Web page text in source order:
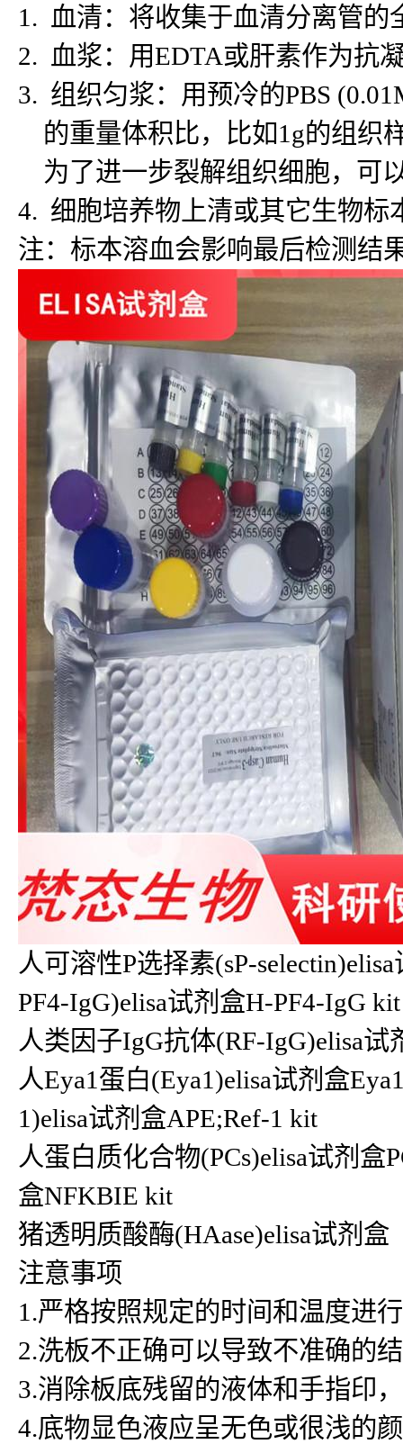
1. 血清：将收集于血清分离管
2. 血浆：用EDTA或肝素作为抗
3. 组织匀浆：用预冷的PBS
的重量体积比，比如1g的组织
为了进一步裂解组织细胞，可
4. 细胞培养物上清或其它生物
注：标本溶血会影响最后检测结
人可溶性P选择素(sP-
PF4-IgG)elisa试剂盒H-PF4-IgG kit
人类因子IgG抗体(RF-IgG)elisa
人Eya1蛋白(Eya1)elisa试剂盒
1)elisa试剂盒APE;Ref-1 kit
人蛋白质化合物(PCs)elisa试剂
盒NFKBIE kit
猪透明质酸酶(HAase)elisa试剂盒
注意事项
1.严格按照规定的时间和温度进
2.洗板不正确可以导致不准确的
3.消除板底残留的液体和手指印
4.底物显色液应呈无色或很浅的